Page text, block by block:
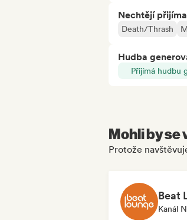
Nechtějí
Death/Thrash
Hudba
Přijímá hudbu
Mohli by
Protože
Beat
Kanál